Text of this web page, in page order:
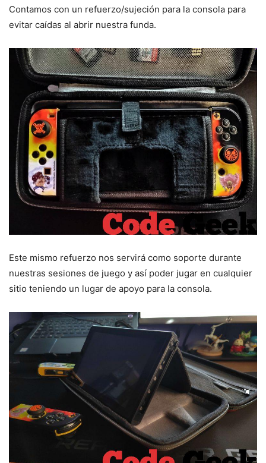
Contamos con un refuerzo/sujeción para la consola para
evitar caídas al abrir nuestra funda.
Este mismo refuerzo nos servirá como soporte durante
nuestras sesiones de juego y así poder jugar en cualquier
sitio teniendo un lugar de apoyo para la consola.